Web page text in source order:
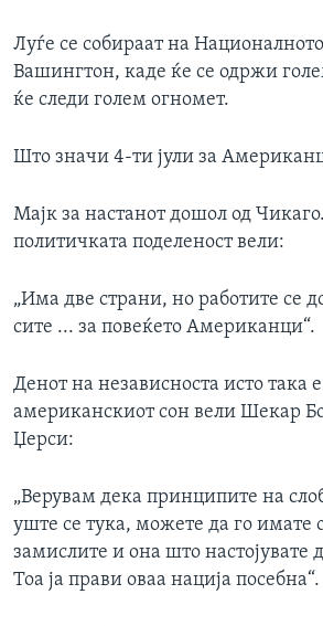
Луѓе се собираат на
Вашингтон, каде ќе се одржи
ќе следи голем огномет.
Што значи 4-ти јули за
Мајк за настанот дошол од Чикаго.
политичката поделеност вели:
„Има две страни, но работите се
сите ... за повеќето Американци“.
Денот на независноста исто така
американскиот сон вели Шекар
Џерси:
„Верувам дека принципите на
уште се тука, можете да го имате
замислите и она што настојувате
Тоа ја прави оваа нација посебна“.